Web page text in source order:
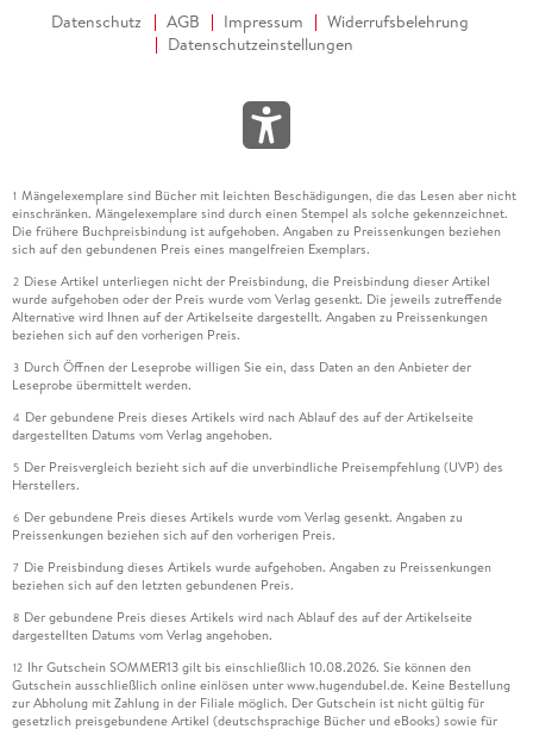
Datenschutz AGB Impressum
Widerrufsbelehrung
Datenschutzeinstellungen
1 Mängelexemplare sind Bücher mit leichten Beschädigungen, die das Lesen aber nicht
einschränken. Mängelexemplare sind durch einen Stempel als solche gekennzeichnet.
Die frühere Buchpreisbindung ist aufgehoben. Angaben zu Preissenkungen beziehen
sich auf den gebundenen Preis eines mangelfreien Exemplars.
2 Diese Artikel unterliegen nicht der Preisbindung, die Preisbindung dieser Artikel
wurde aufgehoben oder der Preis wurde vom Verlag gesenkt. Die jeweils zutreffende
Alternative wird Ihnen auf der Artikelseite dargestellt. Angaben zu Preissenkungen
beziehen sich auf den vorherigen Preis.
3 Durch Öffnen der Leseprobe willigen Sie ein, dass Daten an den Anbieter der
Leseprobe übermittelt werden.
4 Der gebundene Preis dieses Artikels wird nach Ablauf des auf der Artikelseite
dargestellten Datums vom Verlag angehoben.
5 Der Preisvergleich bezieht sich auf die unverbindliche Preisempfehlung (UVP) des
Herstellers.
6 Der gebundene Preis dieses Artikels wurde vom Verlag gesenkt. Angaben zu
Preissenkungen beziehen sich auf den vorherigen Preis.
7 Die Preisbindung dieses Artikels wurde aufgehoben. Angaben zu Preissenkungen
beziehen sich auf den letzten gebundenen Preis.
8 Der gebundene Preis dieses Artikels wird nach Ablauf des auf der Artikelseite
dargestellten Datums vom Verlag angehoben.
12 Ihr Gutschein SOMMER13 gilt bis einschließlich 10.08.2026. Sie können den
Gutschein ausschließlich online einlösen unter www.hugendubel.de. Keine Bestellung
zur Abholung mit Zahlung in der Filiale möglich. Der Gutschein ist nicht gültig für
gesetzlich preisgebundene Artikel (deutschsprachige Bücher und eBooks) sowie für